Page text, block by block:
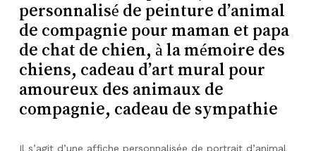
personnalisé de peinture d’animal
de compagnie pour maman et papa
de chat de chien, à la mémoire des
chiens, cadeau d’art mural pour
amoureux des animaux de
compagnie, cadeau de sympathie
Il s’agit d’une affiche personnalisée de portrait d’animal